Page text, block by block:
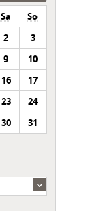
Sa
So
2
3
9
10
16
17
23
24
30 31